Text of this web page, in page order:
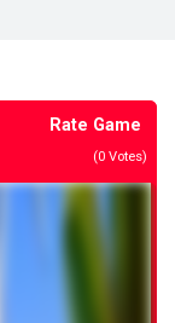
Rate Game
(0 Votes)